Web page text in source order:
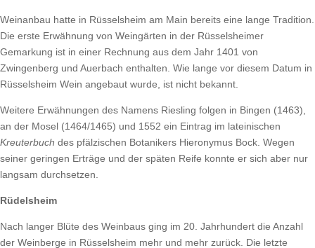
Weinanbau hatte in Rüsselsheim am Main bereits eine lange Tradition.
Die erste Erwähnung von Weingärten in der Rüsselsheimer
Gemarkung ist in einer Rechnung aus dem Jahr 1401 von
Zwingenberg und Auerbach enthalten. Wie lange vor diesem Datum in
Rüsselsheim Wein angebaut wurde, ist nicht bekannt.
Weitere Erwähnungen des Namens Riesling folgen in Bingen (1463),
an der Mosel (1464/1465) und 1552 ein Eintrag im lateinischen
Kreuterbuch des pfälzischen Botanikers Hieronymus Bock. Wegen
seiner geringen Erträge und der späten Reife konnte er sich aber nur
langsam durchsetzen.
Rüdelsheim
Nach langer Blüte des Weinbaus ging im 20. Jahrhundert die Anzahl
der Weinberge in Rüsselsheim mehr und mehr zurück. Die letzte